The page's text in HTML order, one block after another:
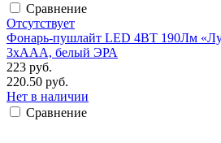
Сравнение
Отсутствует
Фонарь-пушлайт LED 4ВТ 190Лм
3xAAA, белый ЭРА
223 руб.
220.50 руб.
Нет в наличии
Сравнение